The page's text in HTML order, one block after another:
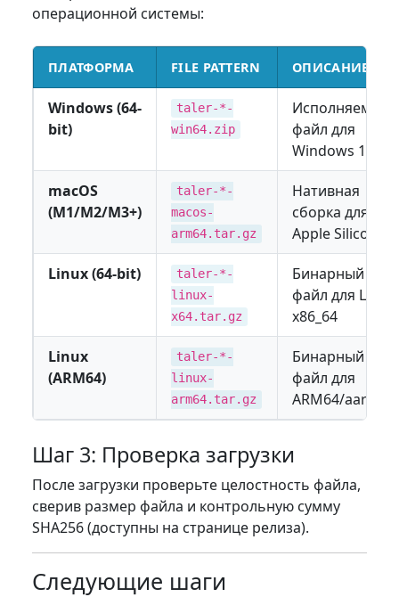
операционной системы:
ПЛАТФОРМА FILE PATTERN ОПИСАНИЕ
Windows (64-
bit)
taler-*-
win64.zip
Исполняемый
файл для
Windows 10/11
macOS
(M1/M2/M3+)
taler-*-
macos-
arm64.tar.gz
Нативная
сборка для
Apple Silicon
Linux (64-bit)
taler-*-
linux-
x64.tar.gz
Бинарный
файл для Linux
x86_64
Linux
(ARM64)
taler-*-
linux-
arm64.tar.gz
Бинарный
файл для
ARM64/aarch64
Шаг 3: Проверка загрузки
После загрузки проверьте целостность файла,
сверив размер файла и контрольную сумму
SHA256 (доступны на странице релиза).
Следующие шаги